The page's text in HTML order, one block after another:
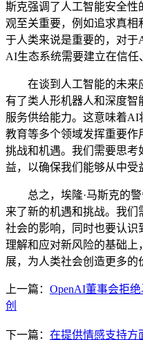
斯克强调了人工智能安全性
观至关重要，例如追求真
于人类来说是重要的，对
AI生态系统需要建立在信任
在谈到人工智能的未来
有了类人形机器人和深度智
服务供给能力。这意味着AI
教育等多个领域发挥重要作
挑战和机遇。我们需要思考
益，以确保我们能够从中受
总之，埃隆·马斯克的警
来了新的机遇和挑战。我
社会的影响，同时也要认
理解和应对新风险的基础上
展，为人类社会创造更多的
上一篇： OpenAI董事会拒
创
下一篇： 在提供情感支持方